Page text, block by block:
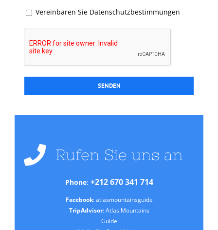
Vereinbaren Sie Datenschutzbestimmungen
Rufen Sie uns an
Phone: +212 670 341 714
Facebook: atlasmountainsguide
TripAdvisor: Atlas Mountains
Guide